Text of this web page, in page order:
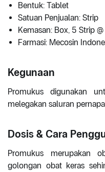
Bentuk: Tablet
Satuan Penjualan: Strip
Kemasan: Box, 5 Strip
Farmasi: Mecosin
Kegunaan
Promukus digunakan
melegakan saluran
Dosis & Cara
Promukus merupakan
golongan obat keras